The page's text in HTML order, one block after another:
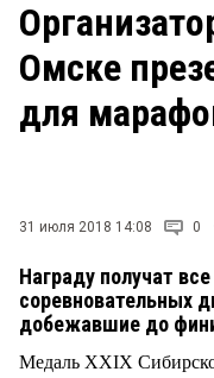
ЗАКОН
НОВОСТИ КОМПАНИЙ
Омске
для
31 июля 2018 14:08 0
Награду получат
соревновательных
добежавшие до
Медаль XXIX